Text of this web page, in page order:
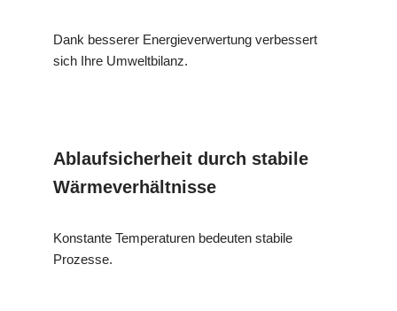
Dank besserer Energieverwertung verbessert
sich Ihre Umweltbilanz.
Ablaufsicherheit durch stabile
Wärmeverhältnisse
Konstante Temperaturen bedeuten stabile
Prozesse.